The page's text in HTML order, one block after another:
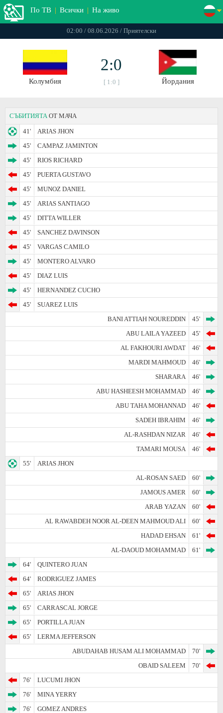
По ТВ | Всички | На живо
02:00 / 08.06.2026 / Приятелски
Колумбия
2:0
[ 1:0 ] Йордания
СЪБИТИЯТА ОТ МАЧА
41'
ARIAS JHON
45'
CAMPAZ JAMINTON
45'
RIOS RICHARD
45'
PUERTA GUSTAVO
45'
MUNOZ DANIEL
45'
ARIAS SANTIAGO
45'
DITTA WILLER
45'
SANCHEZ DAVINSON
45'
VARGAS CAMILO
45'
MONTERO ALVARO
45'
DIAZ LUIS
45'
HERNANDEZ CUCHO
45'
SUAREZ LUIS
BANI ATTIAH NOUREDDIN
45'
ABU LAILA YAZEED
45'
AL FAKHOURI AWDAT
46'
MARDI MAHMOUD
46'
SHARARA
46'
ABU HASHEESH MOHAMMAD
46'
ABU TAHA MOHANNAD
46'
SADEH IBRAHIM
46'
AL-RASHDAN NIZAR
46'
TAMARI MOUSA
46'
55'
ARIAS JHON
AL-ROSAN SAED
60'
JAMOUS AMER
60'
ARAB YAZAN
60'
AL RAWABDEH NOOR AL-DEEN MAHMOUD ALI
60'
HADAD EHSAN
61'
AL-DAOUD MOHAMMAD
61'
64'
QUINTERO JUAN
64'
RODRIGUEZ JAMES
65'
ARIAS JHON
65'
CARRASCAL JORGE
65'
PORTILLA JUAN
65'
LERMA JEFFERSON
ABUDAHAB HUSAM ALI MOHAMMAD
70'
OBAID SALEEM
70'
76'
LUCUMI JHON
76'
MINA YERRY
76'
GOMEZ ANDRES